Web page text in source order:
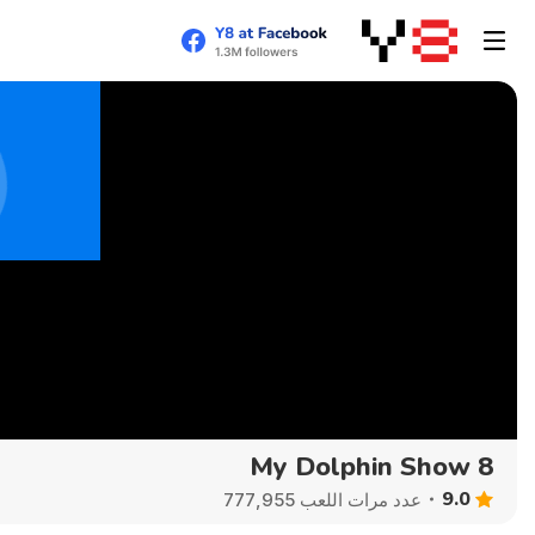
My Dolphin Show 8
9.0 عدد مرات اللعب 777,955